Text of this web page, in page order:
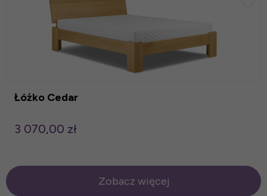
Łóżko Cedar
3 070,00 zł
Zobacz więcej